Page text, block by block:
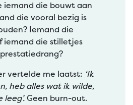
iemand die bouwt aan
die vooral bezig is
Iemand die
iemand die stilletjes
vertelde me laatst: ‘Ik
heb alles wat ik wilde,
Geen burn-out.